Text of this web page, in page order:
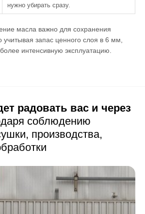
нужно убирать сразу.
масла важно для сохранения
учитывая запас ценного слоя в 6 мм,
интенсивную эксплуатацию.
радовать вас и через
соблюдению
производства,